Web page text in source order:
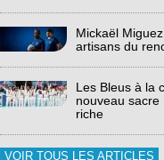
Mickaël
artisans du
Les Bleus à la
nouveau sacre
riche
VOIR TOUS LES ARTICLES